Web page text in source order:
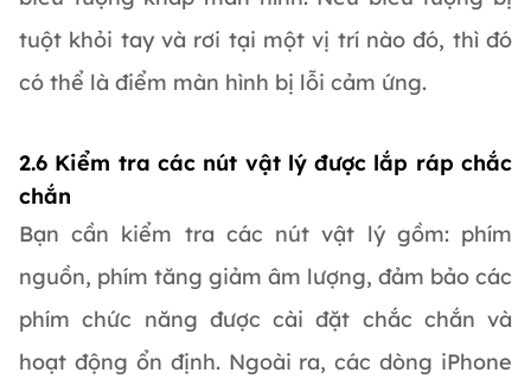
tuột khỏi tay và rơi tại một vị trí nào đó, thì đó
có thể là điểm màn hình bị lỗi cảm ứng.
2.6 Kiểm tra các nút vật lý được lắp ráp chắc
chắn
Bạn cần kiểm tra các nút vật lý gồm: phím
nguồn, phím tăng giảm âm lượng, đảm bảo các
phím chức năng được cài đặt chắc chắn và
hoạt động ổn định. Ngoài ra, các dòng iPhone